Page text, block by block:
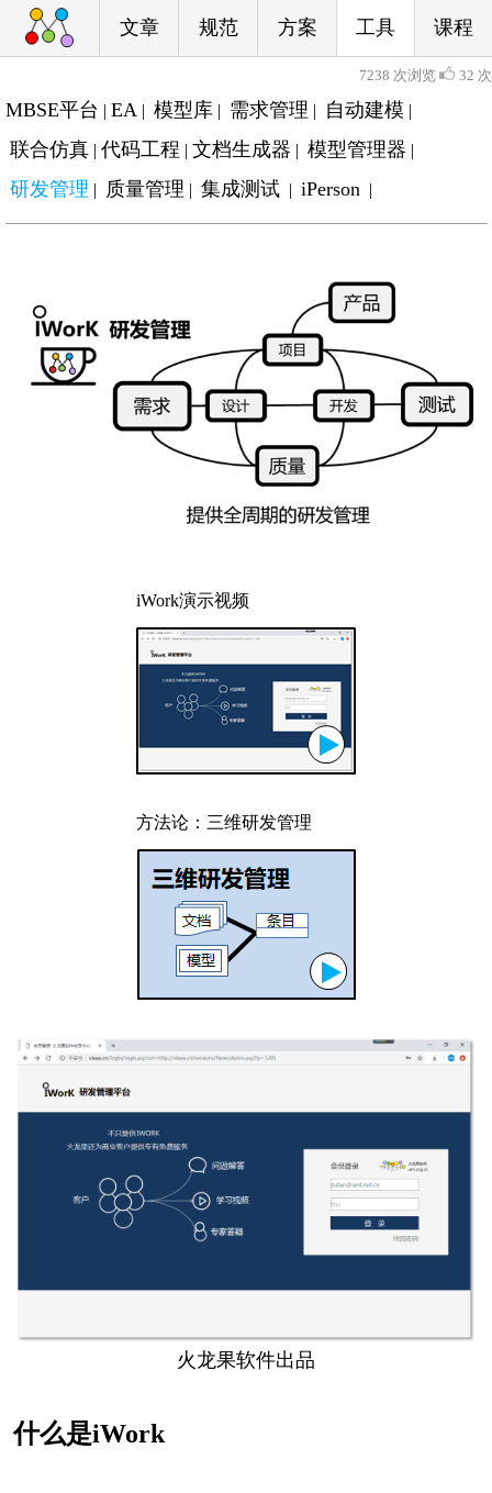
文章 规范 方案 工具 课程
7238 次浏览 32 次
MBSE平台 | EA | 模型库 | 需求管理 | 自动建模 |
联合仿真 | 代码工程 | 文档生成器 | 模型管理器 |
研发管理 | 质量管理 | 集成测试 | iPerson |
iWork演示视频
方法论：三维研发管理
火龙果软件出品
什么是iWork